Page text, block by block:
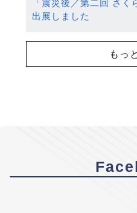
「震災後／第二回 さく
出展しました
もっ